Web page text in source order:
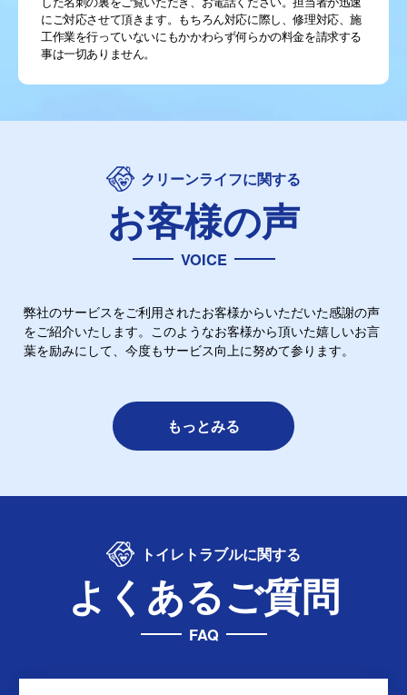
理費用の提示
を開始
頂きません!無理な営業も
一切行うことはありません!
万が一上記の通りで無い場合や、弊社スタッフの出張訪問時
にご対応させて頂きます。もちろん対応に際し、修理対応、施
工作業を行っていないにもかかわらず何らかの料金を請求する
事は一切ありません。
お客様の声
VOICE
弊社のサービスをご利用されたお客様からいただいた感謝の声
葉を励みにして、今度もサービス向上に努めて参ります。